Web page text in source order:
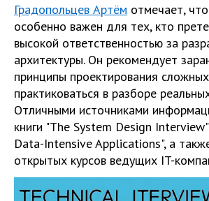
Градопольцев Артём отмечает,
особенно важен для тех, кто
высокой ответственностью за
архитектуры. Он рекомендует
принципы проектирования
практиковаться в разборе
Отличными источниками
книги "The System Design
Data-Intensive Applications", а
открытых курсов ведущих IT-